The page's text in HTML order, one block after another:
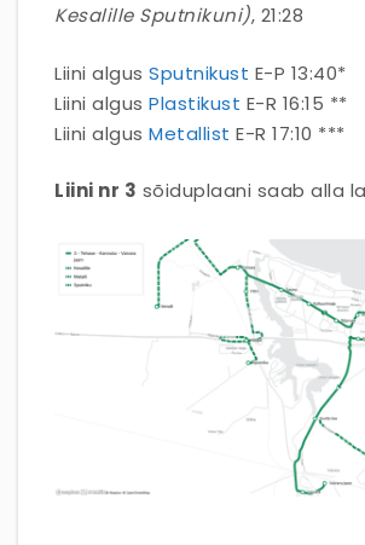
Kesalille Sputnikuni), 21:28
Liini algus Sputnikust E-P 13:40*
Liini algus Plastikust E-R 16:15 **
Liini algus Metallist E-R 17:10 ***
Liini nr 3 sõiduplaani saab alla